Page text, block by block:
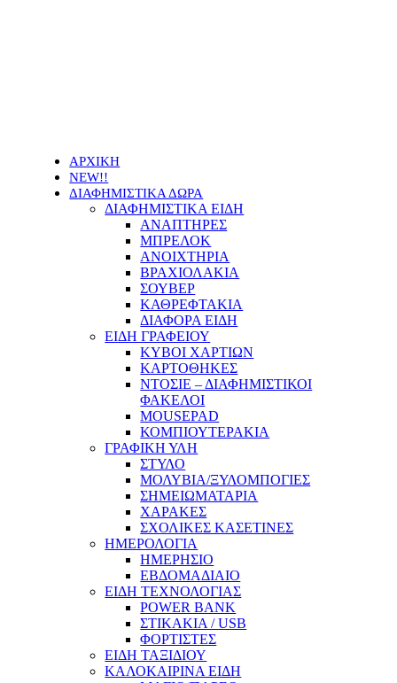
ΑΡΧΙΚΗ
NEW!!
ΔΙΑΦΗΜΙΣΤΙΚΑ ΔΩΡΑ
ΔΙΑΦΗΜΙΣΤΙΚΑ ΕΙΔΗ
ΑΝΑΠΤΗΡΕΣ
ΜΠΡΕΛΟΚ
ΑΝΟΙΧΤΗΡΙΑ
ΒΡΑΧΙΟΛΑΚΙΑ
ΣΟΥΒΕΡ
ΚΑΘΡΕΦΤΑΚΙΑ
ΔΙΑΦΟΡΑ ΕΙΔΗ
ΕΙΔΗ ΓΡΑΦΕΙΟΥ
ΚΥΒΟΙ ΧΑΡΤΙΩΝ
ΚΑΡΤΟΘΗΚΕΣ
ΝΤΟΣΙΕ – ΔΙΑΦΗΜΙΣΤΙΚΟΙ
ΦΑΚΕΛΟΙ
MOUSEPAD
ΚΟΜΠΙΟΥΤΕΡΑΚΙΑ
ΓΡΑΦΙΚΗ ΥΛΗ
ΣΤΥΛΟ
ΜΟΛΥΒΙΑ/ΞΥΛΟΜΠΟΓΙΕΣ
ΣΗΜΕΙΩΜΑΤΑΡΙΑ
ΧΑΡΑΚΕΣ
ΣΧΟΛΙΚΕΣ ΚΑΣΕΤΙΝΕΣ
ΗΜΕΡΟΛΟΓΙΑ
ΗΜΕΡΗΣΙΟ
ΕΒΔΟΜΑΔΙΑΙΟ
ΕΙΔΗ ΤΕΧΝΟΛΟΓΙΑΣ
POWER BANK
ΣΤΙΚΑΚΙΑ / USB
ΦΟΡΤΙΣΤΕΣ
ΕΙΔΗ ΤΑΞΙΔΙΟΥ
ΚΑΛΟΚΑΙΡΙΝΑ ΕΙΔΗ